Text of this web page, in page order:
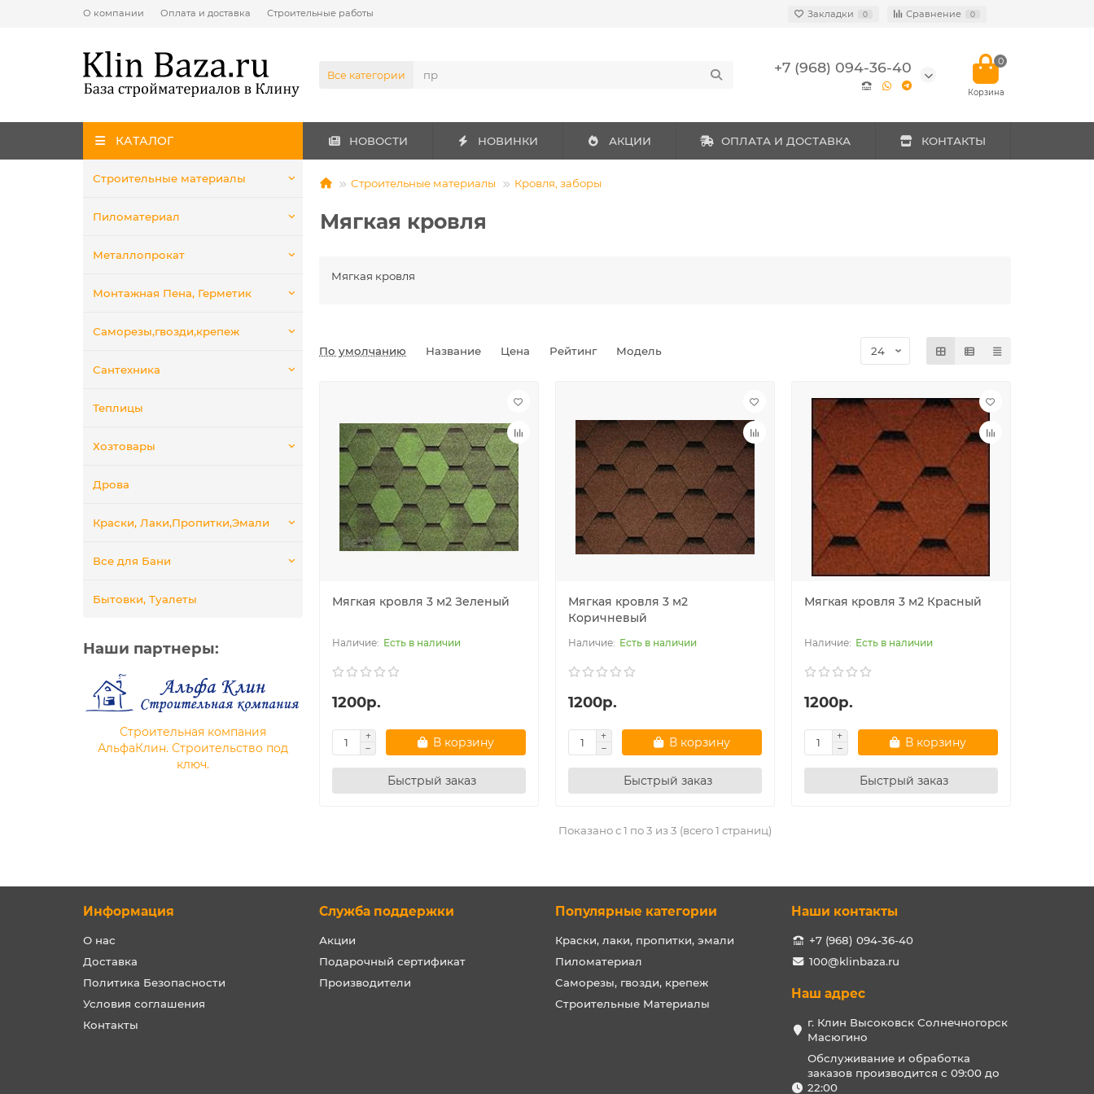
О компании Оплата и доставка Строительные работы Закладки 0 Сравнение 0
Все категории +7 (968) 094-36-40 0
КАТАЛОГ
Строительные материалы
Пиломатериал
Металлопрокат
Монтажная Пена, Герметик
Саморезы,гвозди,крепеж
Сантехника
Теплицы
Хозтовары
Дрова
Краски, Лаки,Пропитки,Эмали
Все для Бани
Бытовки, Туалеты
НОВОСТИ НОВИНКИ АКЦИИ ОПЛАТА И ДОСТАВКА КОНТАКТЫ
Строительные материалы Кровля, заборы
Мягкая кровля
Наши партнеры:
Строительная компания
АльфаКлин. Строительство под
ключ.
Мягкая кровля
По умолчанию Название Цена Рейтинг Модель
Мягкая кровля 3 м2 Зеленый
Есть в наличии
1200р.
В корзину
Быстрый заказ
Мягкая кровля 3 м2
Коричневый
Есть в наличии
1200р.
В корзину
Быстрый заказ
Мягкая кровля 3 м2 Красный
Есть в наличии
1200р.
В корзину
Быстрый заказ
Показано с 1 по 3 из 3 (всего 1 страниц)
Информация
О нас
Доставка
Политика Безопасности
Условия соглашения
Контакты
Служба поддержки
Акции
Подарочный сертификат
Производители
Популярные категории
Краски, лаки, пропитки, эмали
Пиломатериал
Саморезы, гвозди, крепеж
Строительные Материалы
Наши контакты
+7 (968) 094-36-40
100@klinbaza.ru
Наш адрес
г. Клин Высоковск Солнечногорск
Масюгино
Обслуживание и обработка
заказов производится с 09:00 до
22:00